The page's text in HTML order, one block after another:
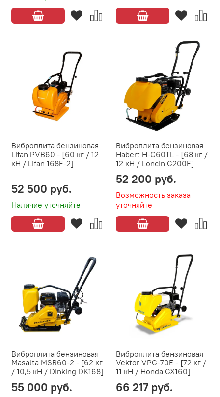
Виброплита бензиновая
Lifan PVB60 - [60 кг / 12
кН / Lifan 168F-2]
Наличие уточняйте
52 500 руб.
Виброплита бензиновая
Habert H-C60TL - [68 кг /
12 кН / Loncin G200F]
Возможность заказа
уточняйте
52 200 руб.
Виброплита бензиновая
Masalta MSR60-2 - [62 кг
/ 10,5 кН / Dinking DK168]
55 000 руб.
Виброплита бензиновая
Vektor VPG-70Е - [72 кг /
11 кН / Honda GX160]
66 217 руб.